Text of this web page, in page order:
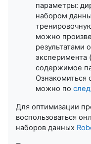
параметры:
набором
можно
результатами
эксперимента
содержимое
Ознакомиться
можно по
Для оптимизации
воспользоваться
наборов данных